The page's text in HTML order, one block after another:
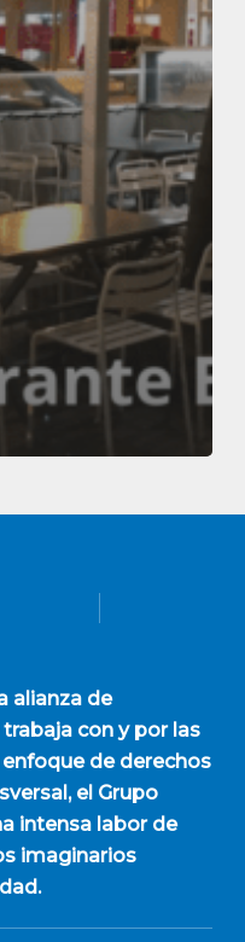
alianza de
con y por las
de derechos
el Grupo
intensa labor de
imaginarios